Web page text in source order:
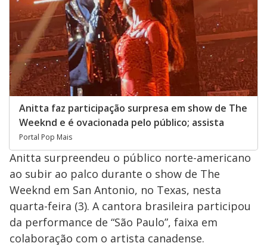
Anitta faz participação surpresa em show de The
Weeknd e é ovacionada pelo público; assista
Portal Pop Mais
Anitta surpreendeu o público norte-americano
ao subir ao palco durante o show de The
Weeknd em San Antonio, no Texas, nesta
quarta-feira (3). A cantora brasileira participou
da performance de “São Paulo”, faixa em
colaboração com o artista canadense.